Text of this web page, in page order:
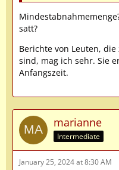
satt?
Berichte von Leuten,
sind, mag ich sehr. Sie
Anfangszeit.
marianne
Intermediate
January 25, 2024 at 8:30 AM